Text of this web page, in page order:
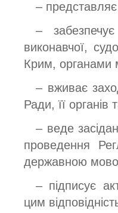
–
–
виконавчої,
Крим, органами
– вживає
Ради, її органів
– веде
проведення
державною
– підписує
цим